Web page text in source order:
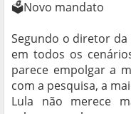
🗳️Novo mandato
Segundo o diretor da
em todos os
parece empolgar a
com a pesquisa, a
Lula não merece